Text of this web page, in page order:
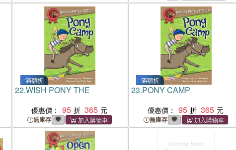
滿額折
22.WISH PONY THE
優惠價： 95 365
無庫存
滿額折
23.PONY CAMP
優惠價： 95 365
無庫存